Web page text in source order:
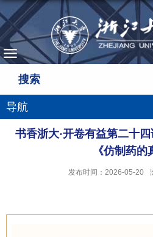
搜索
导航
书香浙大·开卷有益第二十
《仿制药的
发布时间：2026-05-20